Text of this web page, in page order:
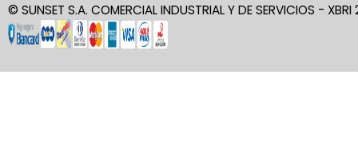
© SUNSET S.A. COMERCIAL INDUSTRIAL Y DE SERVICIOS -